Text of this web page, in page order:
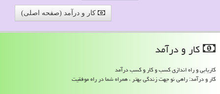
کار و درآمد (صفحه اصلی)
كار و درآمد
کاریابی و راه اندازی کسب و کار و کسب درآمد
کار و درآمد: راهی نو جهت زندگی بهتر ، همراه شما در راه موفقیت